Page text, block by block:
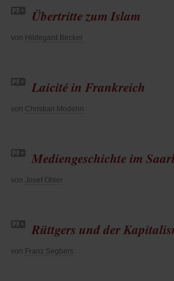
Übertritte zum Islam
von Hildegard Becker
Laicité in Frankreich
von Christian Modehn
Mediengeschichte im
von Josef Ohler
Rüttgers und der
von Franz Segbers